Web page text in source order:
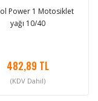
Power 1 Motosiklet
yağı 10/40
482,89 TL
(KDV Dahil)